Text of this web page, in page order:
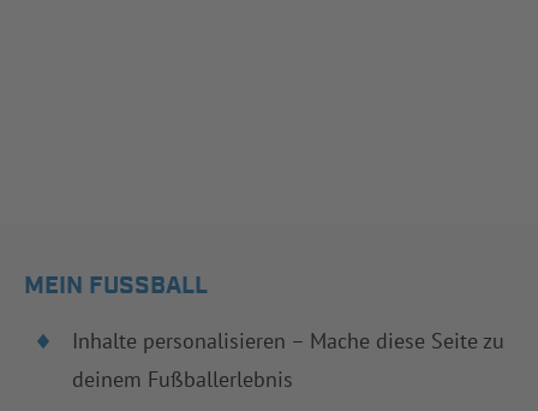
MEIN FUSSBALL
Inhalte personalisieren – Mache diese Seite zu
deinem Fußballerlebnis